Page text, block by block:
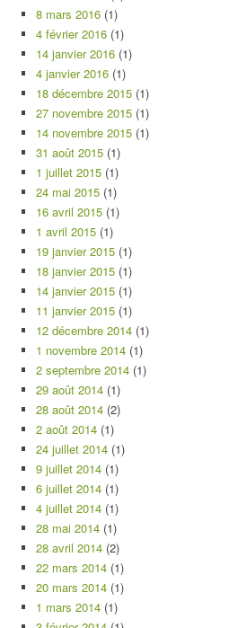
8 mars 2016 (1)
4 février 2016 (1)
14 janvier 2016 (1)
4 janvier 2016 (1)
18 décembre 2015 (1)
27 novembre 2015 (1)
14 novembre 2015 (1)
31 août 2015 (1)
1 juillet 2015 (1)
24 mai 2015 (1)
16 avril 2015 (1)
1 avril 2015 (1)
19 janvier 2015 (1)
18 janvier 2015 (1)
14 janvier 2015 (1)
11 janvier 2015 (1)
12 décembre 2014 (1)
1 novembre 2014 (1)
2 septembre 2014 (1)
29 août 2014 (1)
28 août 2014 (2)
2 août 2014 (1)
24 juillet 2014 (1)
9 juillet 2014 (1)
6 juillet 2014 (1)
4 juillet 2014 (1)
28 mai 2014 (1)
28 avril 2014 (2)
22 mars 2014 (1)
20 mars 2014 (1)
1 mars 2014 (1)